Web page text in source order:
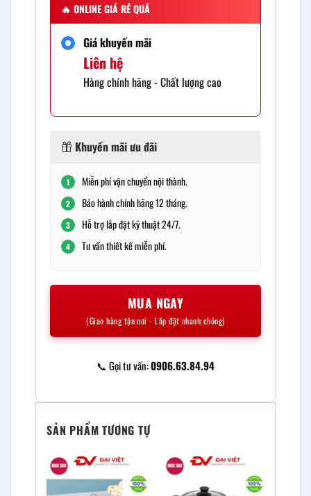
🔥 ONLINE GIÁ RẺ QUÁ
Giá khuyến mãi
Liên hệ
Hàng chính hãng - Chất lượng cao
Khuyến mãi ưu đãi
1 Miễn phí vận chuyển nội thành.
2 Bảo hành chính hãng 12 tháng.
3 Hỗ trợ lắp đặt kỹ thuật 24/7.
4 Tư vấn thiết kế miễn phí.
MUA NGAY
(Giao hàng tận nơi - Lắp đặt nhanh chóng)
📞 Gọi tư vấn:0906.63.84.94
SẢN PHẨM TƯƠNG TỰ